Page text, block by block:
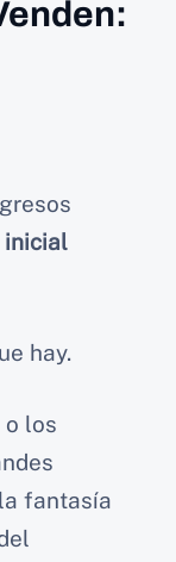
inicial
hay.
los
fantasía